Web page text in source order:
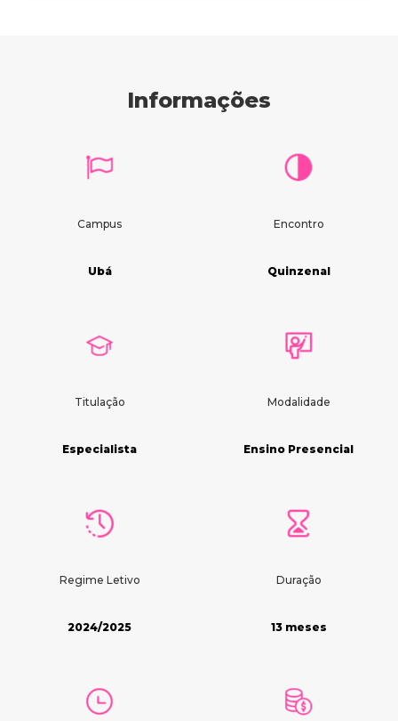
Informações
Campus
Ubá
Encontro
Quinzenal
Titulação
Especialista
Modalidade
Ensino Presencial
Regime Letivo
2024/2025
Duração
13 meses